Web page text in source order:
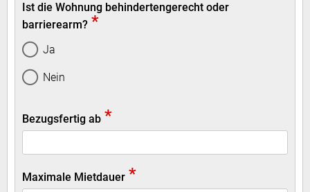
Ist die Wohnung behindertengerecht oder
barrierearm? *
Ja
Nein
Bezugsfertig ab *
Maximale Mietdauer *